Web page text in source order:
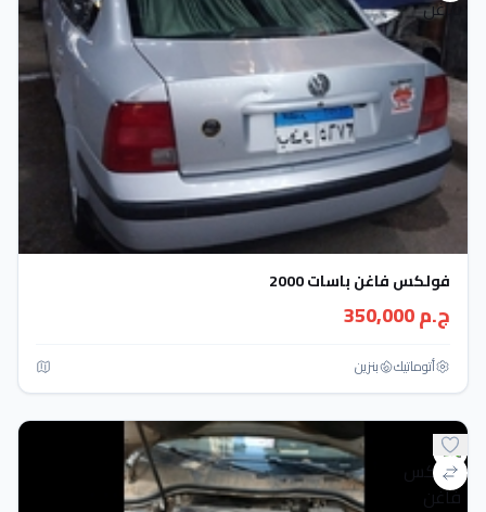
فولكس فاغن باسات 2000
ج.م 350,000
أتوماتيك‎ بنزين